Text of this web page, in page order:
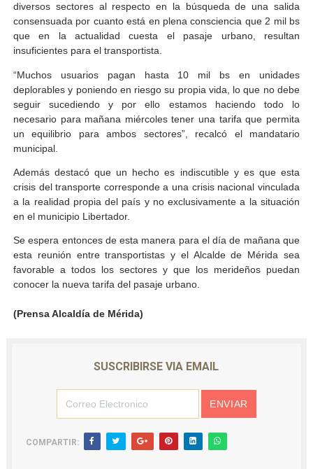
diversos sectores al respecto en la búsqueda de una salida
consensuada por cuanto está en plena consciencia que 2 mil bs
que en la actualidad cuesta el pasaje urbano, resultan
insuficientes para el transportista.
“Muchos usuarios pagan hasta 10 mil bs en unidades
deplorables y poniendo en riesgo su propia vida, lo que no debe
seguir sucediendo y por ello estamos haciendo todo lo
necesario para mañana miércoles tener una tarifa que permita
un equilibrio para ambos sectores”, recalcó el mandatario
municipal.
Además destacó que un hecho es indiscutible y es que esta
crisis del transporte corresponde a una crisis nacional vinculada
a la realidad propia del país y no exclusivamente a la situación
en el municipio Libertador.
Se espera entonces de esta manera para el día de mañana que
esta reunión entre transportistas y el Alcalde de Mérida sea
favorable a todos los sectores y que los merideños puedan
conocer la nueva tarifa del pasaje urbano.
(Prensa Alcaldía de Mérida)
SUSCRIBIRSE VIA EMAIL
COMPARTIR: